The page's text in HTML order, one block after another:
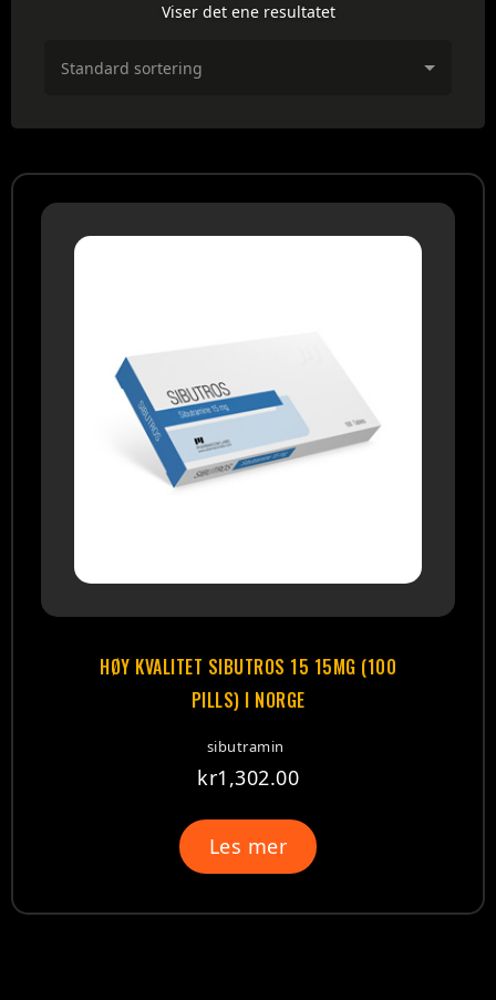
Viser det ene resultatet
HØY KVALITET SIBUTROS 15 15MG (100
PILLS) I NORGE
sibutramin
kr1,302.00
Les mer